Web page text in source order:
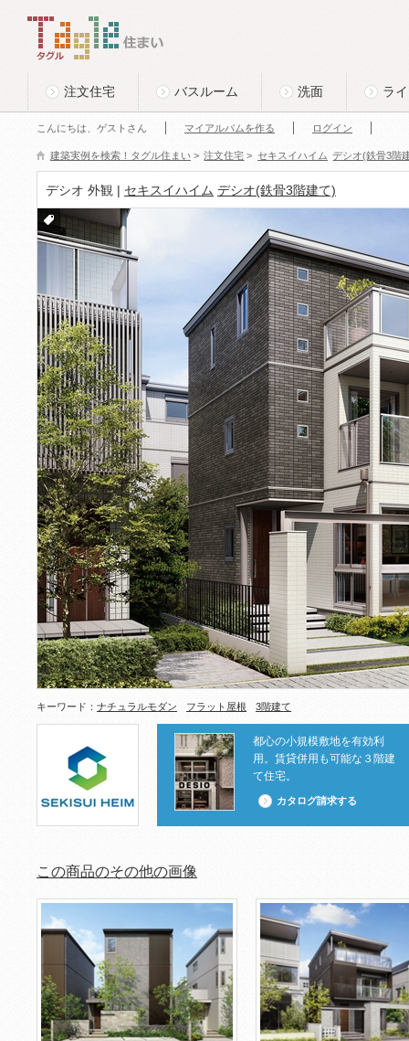
Tagle タグル 住まい
注文住宅 バスルーム 洗面 ラ
こんにちは、ゲストさん マイアルバムを作る ログイン
建築実例を検索！タグル住まい > 注文住宅 > セキスイハイム デシオ(鉄骨3階
デシオ 外観 | セキスイハイム デシオ(鉄骨3階建て)
付箋
キーワード： ナチュラルモダン フラット屋根 3階建て
都心の小規模敷地を有効利
用。賃貸併用も可能な３階建
て住宅。
カタログ請求する
この商品のその他の画像